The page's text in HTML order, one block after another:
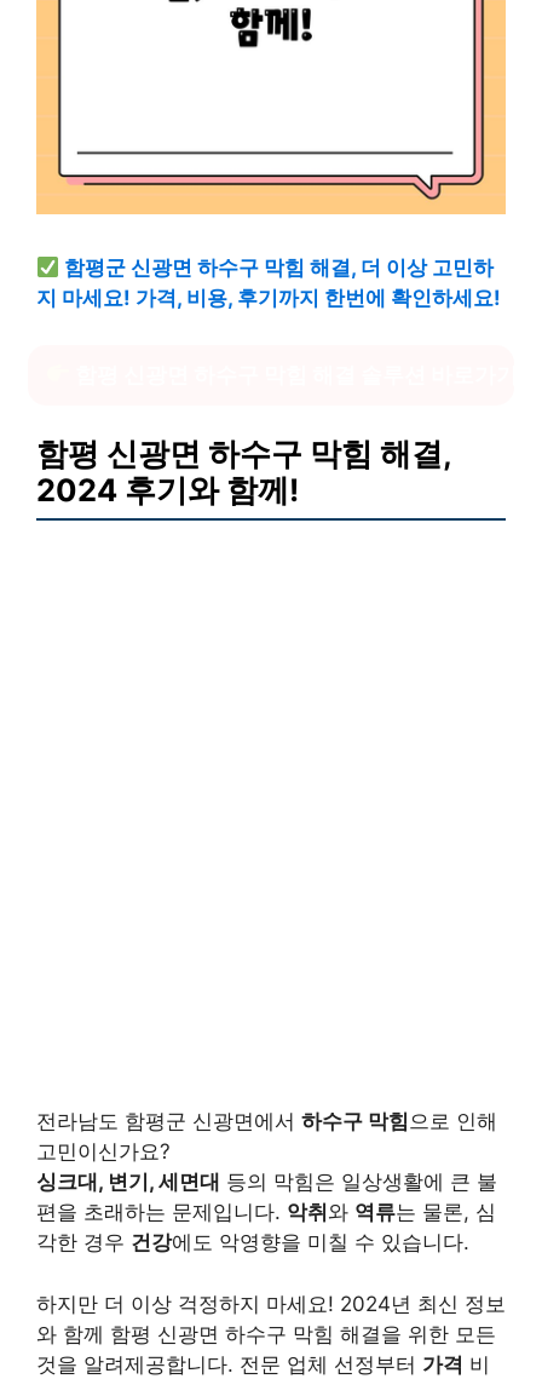
함평군 신광면 하수구 막힘 해결, 더 이상 고민하
지 마세요! 가격, 비용, 후기까지 한번에 확인하세요!
함평 신광면 하수구 막힘 해결,
2024 후기와 함께!
전라남도 함평군 신광면에서 하수구 막힘으로 인해
고민이신가요?
싱크대, 변기, 세면대 등의 막힘은 일상생활에 큰 불
편을 초래하는 문제입니다. 악취 와 역류는 물론, 심
각한 경우 건강에도 악영향을 미칠 수 있습니다.
하지만 더 이상 걱정하지 마세요! 2024년 최신 정보
와 함께 함평 신광면 하수구 막힘 해결을 위한 모든
것을 알려제공합니다. 전문 업체 선정부터 가격 비